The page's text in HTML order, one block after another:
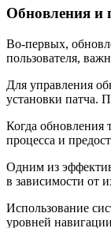
Обновления и
Во-первых,
пользователя,
Для управления
установки патча.
Когда обновления
процесса и
Одним из
в зависимости от
Использование
уровней